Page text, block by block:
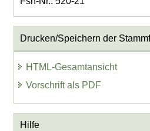
Drucken/Speichern der
HTML-Gesamtansicht
Vorschrift als PDF
Hilfe